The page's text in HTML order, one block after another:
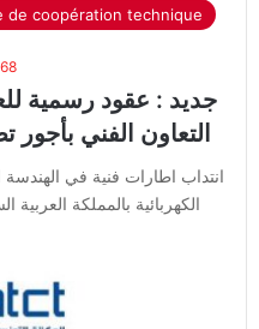
de coopération technique
جديد : عقود رسمية
التعاون الفني بأجور تصل 15.000
انتداب اطارات فنية في الهندسة
الكهربائية بالمملكة العربية